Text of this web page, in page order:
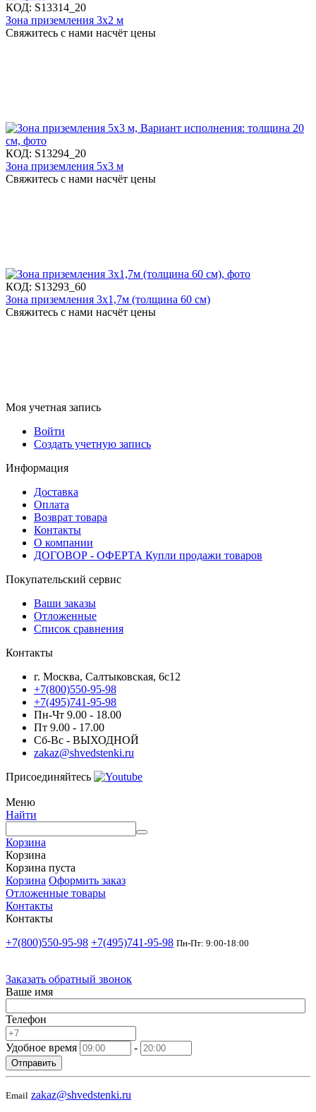
КОД: S13314_20
Зона приземления 3х2 м
Свяжитесь с нами насчёт цены
КОД: S13294_20
Зона приземления 5х3 м
Свяжитесь с нами насчёт цены
КОД: S13293_60
Зона приземления 3х1,7м (толщина 60 см)
Свяжитесь с нами насчёт цены
Моя учетная запись
Войти
Создать учетную запись
Информация
Доставка
Оплата
Возврат товара
Контакты
О компании
ДОГОВОР - ОФЕРТА Купли продажи товаров
Покупательский сервис
Ваши заказы
Отложенные
Список сравнения
Контакты
г. Москва, Салтыковская, 6с12
+7(800)550-95-98
+7(495)741-95-98
Пн-Чт 9.00 - 18.00
Пт 9.00 - 17.00
Сб-Вс - ВЫХОДНОЙ
zakaz@shvedstenki.ru
Присоединяйтесь
Меню
Найти
Корзина
Корзина
Корзина пуста
Корзина Оформить заказ
Отложенные товары
Контакты
Контакты
+7(800)550-95-98 +7(495)741-95-98 Пн-Пт: 9:00-18:00
Заказать обратный звонок
Ваше имя
Телефон
Удобное время -
Отправить
Email zakaz@shvedstenki.ru